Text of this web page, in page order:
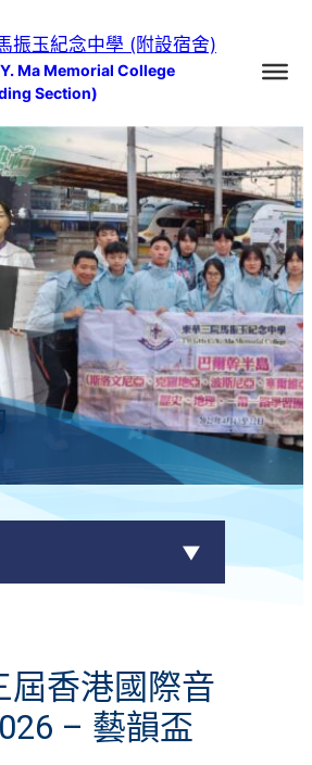
振玉紀念中學 (附設宿舍)
Ma Memorial College
Section)
屆香港國際音
– 藝韻盃